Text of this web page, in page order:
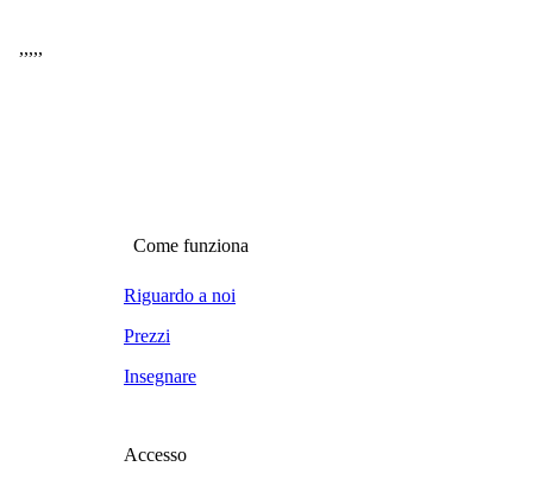
,,,,,
Come funziona
Riguardo a noi
Prezzi
Insegnare
Accesso